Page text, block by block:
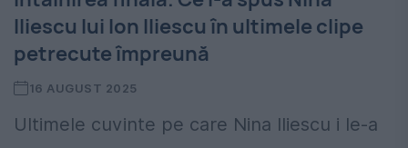
Iliescu lui Ion Iliescu în ultimele clipe
petrecute împreună
16 AUGUST 2025
Ultimele cuvinte pe care Nina Iliescu i le-a